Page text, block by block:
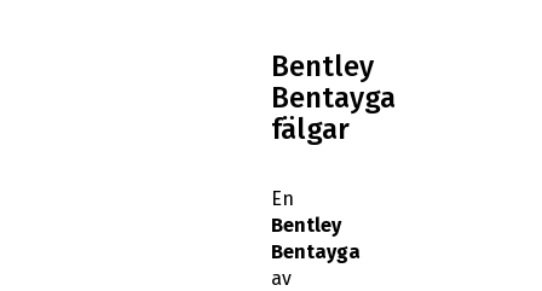
Bentley
Bentayga
fälgar
En
Bentley
Bentayga
av